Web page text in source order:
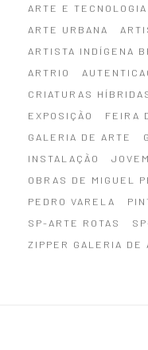
ARTE E TECNOLOGIA
ARTE URBANA
ARTISTA INDÍGENA
ARTRIO
CRIATURAS
EXPOSIÇÃO
FEIRA
GALERIA DE ARTE
INSTALAÇÃO
OBRAS DE MIGUEL
PEDRO VARELA
SP-ARTE ROTAS
ZIPPER GALERIA DE